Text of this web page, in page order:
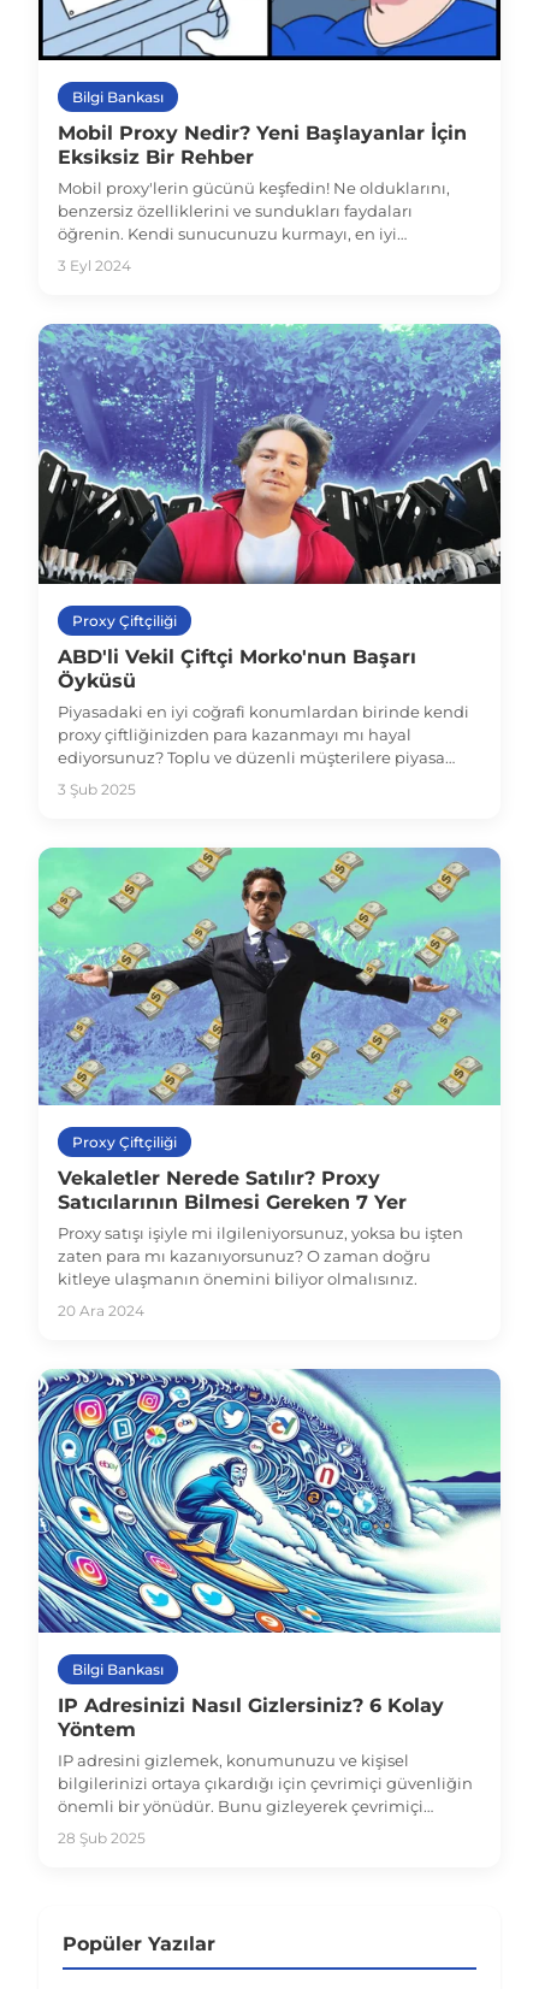
Popüler Yazılar
Bilgi Bankası
Mobil Proxy Nedir? Yeni Başlayanlar İçin
Eksiksiz Bir Rehber
Mobil proxy'lerin gücünü keşfedin! Ne olduklarını,
benzersiz özelliklerini ve sundukları faydaları
öğrenin. Kendi sunucunuzu kurmayı, en iyi
sağlayıcıyı seçmeyi ve mobil proxy'lerle para
kazanmayı öğrenin. Şimdi başlayın!
3 Eyl 2024
Proxy Çiftçiliği
ABD'li Vekil Çiftçi Morko'nun Başarı
Öyküsü
Piyasadaki en iyi coğrafi konumlardan birinde kendi
proxy çiftliğinizden para kazanmayı mı hayal
ediyorsunuz? Toplu ve düzenli müşterilere piyasa
fiyatının üzerinde bir fiyatla ve boş portlar olmadan
proxy satmak mı istiyorsunuz? ABD'den güvenilir
makalede okuyun veya YouTube kanalımızdaki
röportajın tamamını izleyin!
3 Şub 2025
Proxy Çiftçiliği
Vekaletler Nerede Satılır? Proxy
Satıcılarının Bilmesi Gereken 7 Yer
Proxy satışı işiyle mi ilgileniyorsunuz, yoksa bu işten
zaten para mı kazanıyorsunuz? O zaman doğru
kitleye ulaşmanın önemini biliyor olmalısınız.
20 Ara 2024
Bilgi Bankası
IP Adresinizi Nasıl Gizlersiniz? 6 Kolay
Yöntem
IP adresini gizlemek, konumunuzu ve kişisel
bilgilerinizi ortaya çıkardığı için çevrimiçi güvenliğin
önemli bir yönüdür. Bunu gizleyerek çevrimiçi
güvenliğinizi ve gizliliğinizi artırabilir, bilgisayar
korsanlarının, reklamcıların ve diğerlerinin
28 Şub 2025